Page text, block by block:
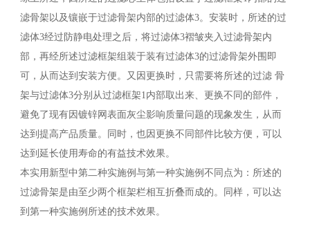
滤骨架以及镶嵌于过滤骨架内部的过滤体3。安装时，所述的过
滤体3经过防静电处理之后，将过滤体3褶皱夹入过滤骨架内
部，再经所述过滤框架组装于装有过滤体3的过滤骨架外围即
可，从而达到安装方便。又因更换时，只需要将所述的过滤 骨
架与过滤体3分别从过滤框架1内部取出来、更换不同的部件，
避免了现有因镀锌网表面灰尘影响质量问题的现象发生，从而
达到提高产品质量。同时，也因更换不同部件比较方便，可以
达到延长使用寿命的有益技术效果。
本实用新型中第二种实施例与第一种实施例不同点为：所述的
过滤骨架是由至少两个框架栏相互折叠而成的。同样，可以达
到第一种实施例所述的技术效果。